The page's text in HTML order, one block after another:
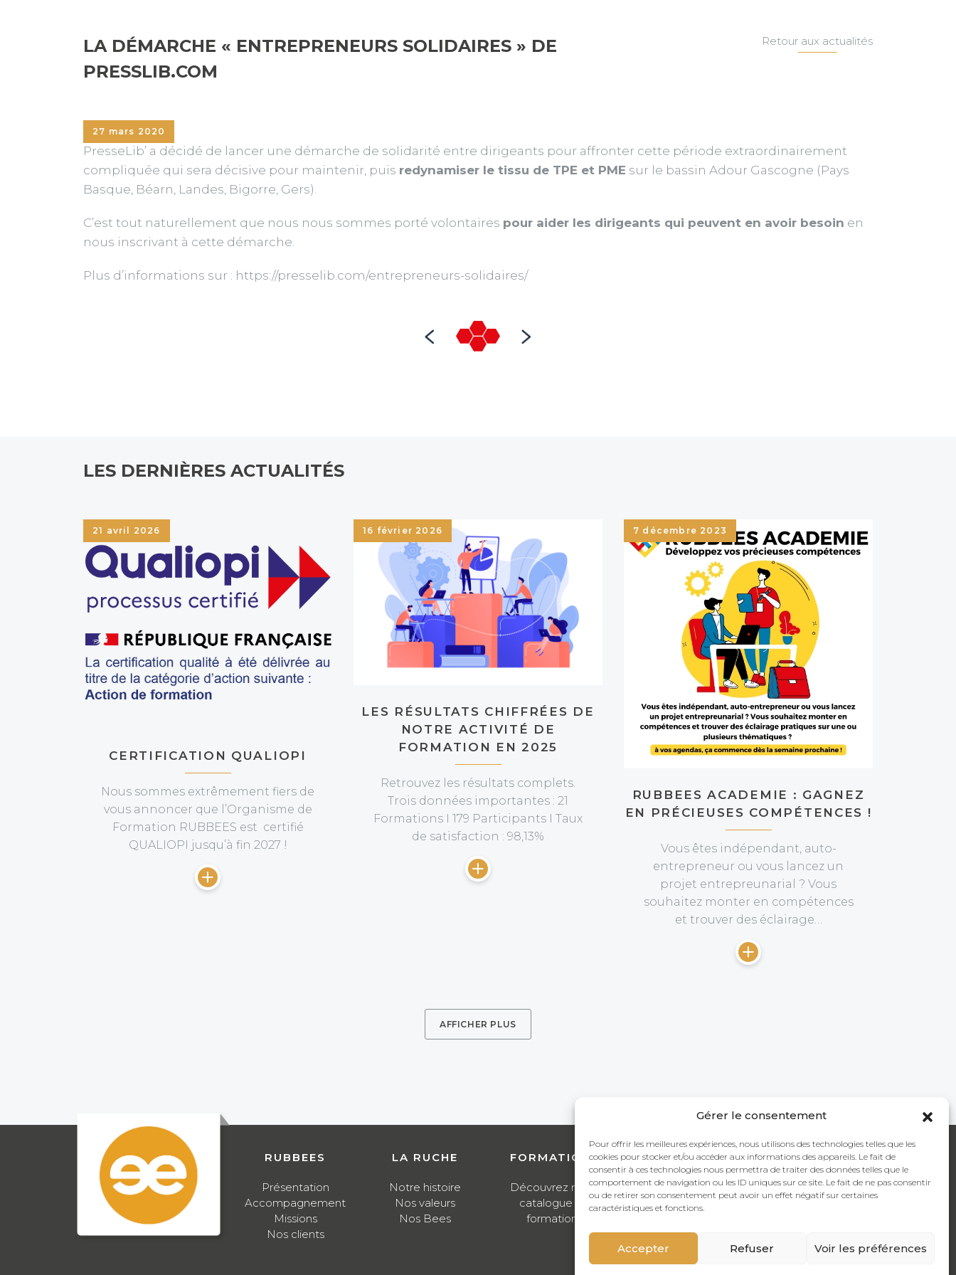
Gérer le consentement
Pour offrir les meilleures expériences, nous utilisons des technologies telles que les
cookies pour stocker et/ou accéder aux informations des appareils. Le fait de
consentir à ces technologies nous permettra de traiter des données telles que le
comportement de navigation ou les ID uniques sur ce site. Le fait de ne pas consentir
ou de retirer son consentement peut avoir un effet négatif sur certaines
caractéristiques et fonctions.
Accepter Refuser Voir les préférences
LA DÉMARCHE « ENTREPRENEURS SOLIDAIRES » DE
PRESSLIB.COM
Retour aux actualités
27 mars 2020
PresseLib’ a décidé de lancer une démarche de solidarité entre dirigeants pour affronter cette période extraordinairement
compliquée qui sera décisive pour maintenir, puis redynamiser le tissu de TPE et PME sur le bassin Adour Gascogne (Pays
Basque, Béarn, Landes, Bigorre, Gers).
C’est tout naturellement que nous nous sommes porté volontaires pour aider les dirigeants qui peuvent en avoir besoin en
nous inscrivant à cette démarche.
Plus d’informations sur : https://presselib.com/entrepreneurs-solidaires/
LES DERNIÈRES ACTUALITÉS
21 avril 2026
CERTIFICATION QUALIOPI
Nous sommes extrêmement fiers de
vous annoncer que l’Organisme de
Formation RUBBEES est certifié
QUALIOPI jusqu’à fin 2027 !
16 février 2026
LES RÉSULTATS CHIFFRÉES DE
NOTRE ACTIVITÉ DE
FORMATION EN 2025
Retrouvez les résultats complets.
Trois données importantes : 21
Formations I 179 Participants I Taux
de satisfaction : 98,13%
7 décembre 2023
RUBBEES ACADEMIE : GAGNEZ
EN PRÉCIEUSES COMPÉTENCES !
Vous êtes indépendant, auto-
entrepreneur ou vous lancez un
projet entrepreunarial ? Vous
souhaitez monter en compétences
et trouver des éclairage…
AFFICHER PLUS
RUBBEES
Présentation
Accompagnement
Missions
Nos clients
LA RUCHE
Notre histoire
Nos valeurs
Nos Bees
FORMATIONS
Découvrez notre
catalogue de
formations
ACTUALITÉS
Toute notre
actualité en temps
CONTACT
Contactez-nous